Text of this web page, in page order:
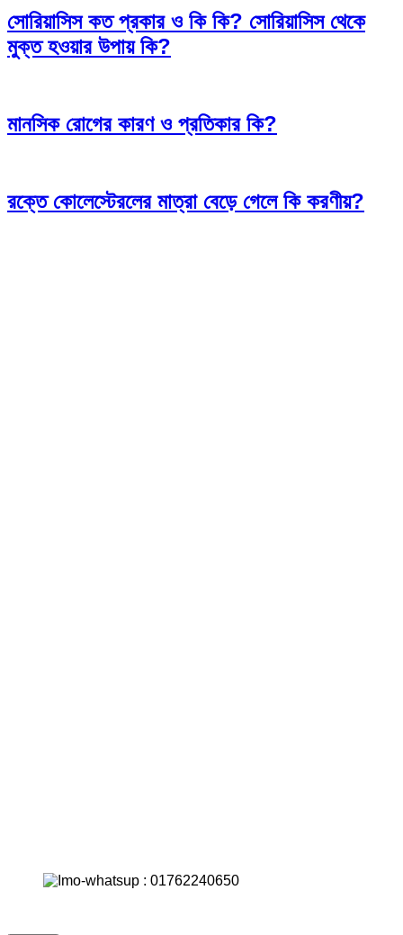
সোরিয়াসিস কত প্রকার ও কি কি? সোরিয়াসিস থেকে
মুক্ত হওয়ার উপায় কি?
মানসিক রোগের কারণ ও প্রতিকার কি?
রক্তে কোলেস্টেরলের মাত্রা বেড়ে গেলে কি করণীয়?